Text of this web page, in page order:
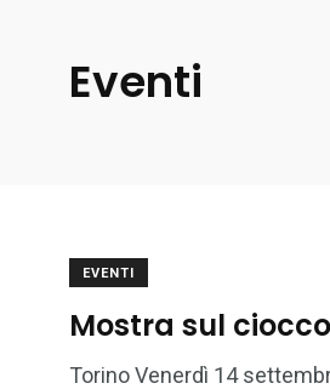
Eventi
EVENTI
Mostra sul
Torino Venerdì 14